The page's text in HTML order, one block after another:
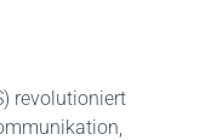
revolutioniert